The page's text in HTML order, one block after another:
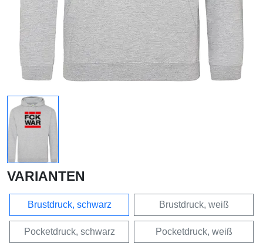
VARIANTEN
Brustdruck, schwarz Brustdruck, weiß
Pocketdruck, schwarz Pocketdruck, weiß